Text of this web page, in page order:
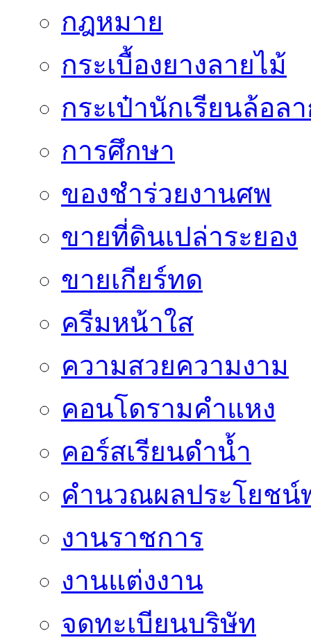
กฎหมาย
กระเบื้องยางลายไม้
กระเป๋านักเรียนล้อล
การศึกษา
ของชำร่วยงานศพ
ขายที่ดินเปล่าระยอง
ขายเกียร์ทด
ครีมหน้าใส
ความสวยความงาม
คอนโดรามคำแหง
คอร์สเรียนดำน้ำ
คำนวณผลประโยชน์
งานราชการ
งานแต่งงาน
จดทะเบียนบริษัท